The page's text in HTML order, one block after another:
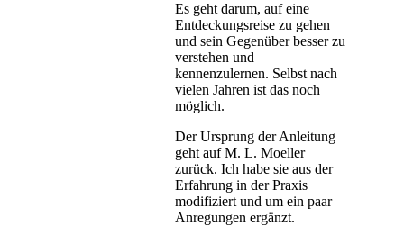
Es geht darum, auf eine
Entdeckungsreise zu gehen
und sein Gegenüber besser zu
verstehen und
kennenzulernen. Selbst nach
vielen Jahren ist das noch
möglich.
Der Ursprung der Anleitung
geht auf M. L. Moeller
zurück. Ich habe sie aus der
Erfahrung in der Praxis
modifiziert und um ein paar
Anregungen ergänzt.